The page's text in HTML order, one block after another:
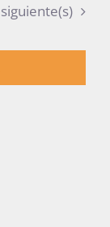
navegació
de
vistas
Eventos
siguiente(s)